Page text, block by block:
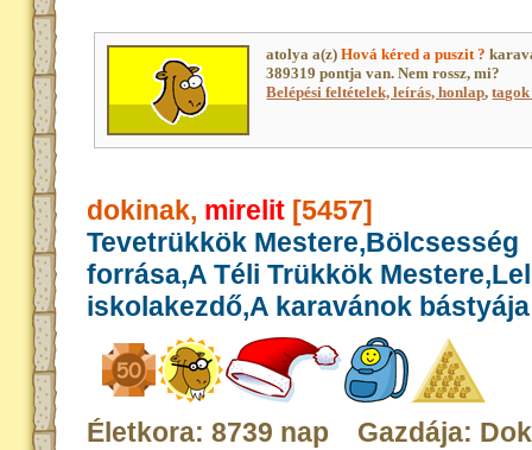
atolya a(z)Hová kéred a puszit ?
389319 pontja van. Nem rossz, mi?
Belépési feltételek, leírás, honlap,
dokinak, mirelit [5457]
Tevetrükkök Mestere,Bölcsesség
forrása,A Téli Trükkök
iskolakezdő,A karavánok bástyája
Életkora: 8739 nap Gazdája: